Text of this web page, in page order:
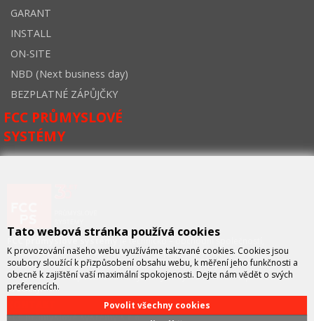
GARANT
INSTALL
ON-SITE
NBD (Next business day)
BEZPLATNÉ ZÁPŮJČKY
FCC PRŮMYSLOVÉ
SYSTÉMY
je technicko – obchodní společností,
zastupující významné výrobce v oblasti průmyslové automatizace a
telekomunikační techniky. Společnost je též významným vývojářem a
integrátorem se specializací na systémy strojového vidění a pokročilé
robotiky.
FCC průmyslové systémy s.r.o.
Tato webová stránka používá cookies
K provozování našeho webu využíváme takzvané cookies. Cookies jsou
soubory sloužící k přizpůsobení obsahu webu, k měření jeho funkčnosti a
obecně k zajištění vaší maximální spokojenosti. Dejte nám vědět o svých
preferencích.
Povolit všechny cookies